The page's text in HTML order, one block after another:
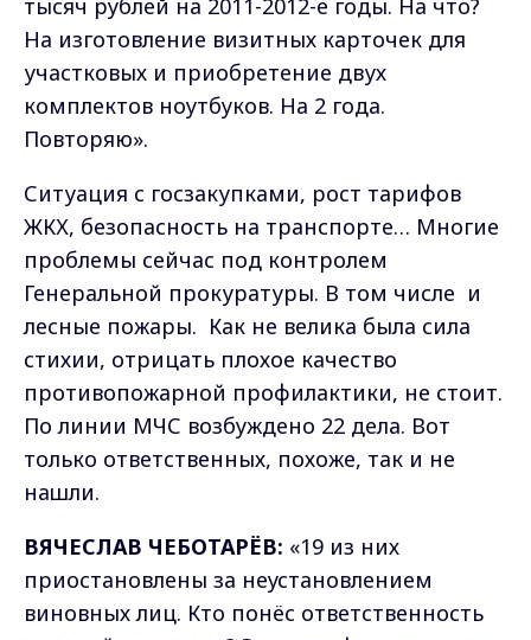
На изготовление визитных карточек для
участковых и приобретение двух
комплектов ноутбуков. На 2 года.
Повторяю».
Ситуация с госзакупками, рост тарифов
ЖКХ, безопасность на транспорте… Многие
проблемы сейчас под контролем
Генеральной прокуратуры. В том числе и
лесные пожары. Как не велика была сила
стихии, отрицать плохое качество
противопожарной профилактики, не стоит.
По линии МЧС возбуждено 22 дела. Вот
только ответственных, похоже, так и не
нашли.
ВЯЧЕСЛАВ ЧЕБОТАРЁВ: «19 из них
приостановлены за неустановлением
виновных лиц. Кто понёс ответственность